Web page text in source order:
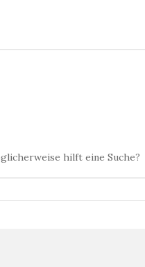
hilft eine Suche?